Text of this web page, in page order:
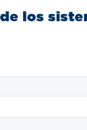
los